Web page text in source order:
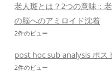
老人斑とは？2つの意味：
の脳へのアミロイド沈着
2件のビュー
post hoc sub analysis ポス
2件のビュー